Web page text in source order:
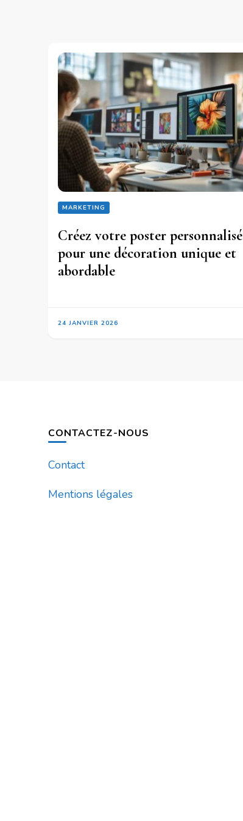
MARKETING
Créez votre poster personnalisé
pour une décoration unique et
abordable
24 JANVIER 2026
CONTACTEZ-NOUS
Contact
Mentions légales